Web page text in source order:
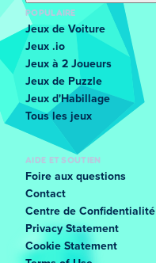
POPULAIRE
Jeux de Voiture
Jeux .io
Jeux à 2 Joueurs
Jeux de Puzzle
Jeux d'Habillage
Tous les jeux
AIDE ET SOUTIEN
Foire aux questions
Contact
Centre de Confidentialité
Privacy Statement
Cookie Statement